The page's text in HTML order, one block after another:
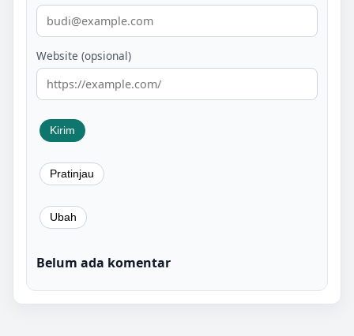
Website (opsional)
Belum ada komentar